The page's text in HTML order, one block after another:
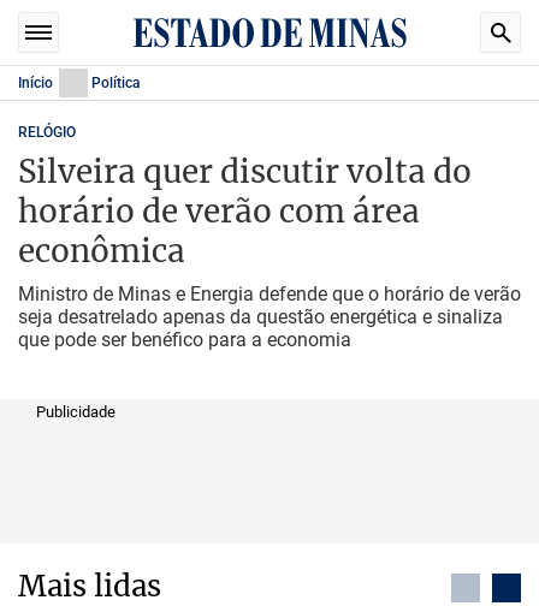
Início Política
RELÓGIO
Silveira quer discutir volta do
horário de verão com área
econômica
Ministro de Minas e Energia defende que o horário de verão
seja desatrelado apenas da questão energética e sinaliza
que pode ser benéfico para a economia
Publicidade
Mais lidas